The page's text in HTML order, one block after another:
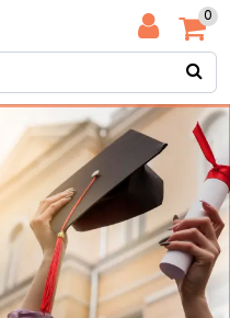
0